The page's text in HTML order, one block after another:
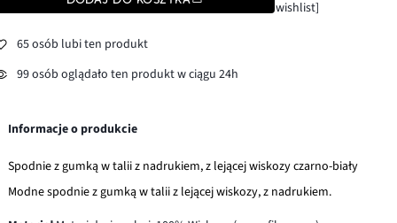
wishlist]
65 osób lubi ten produkt
99 osób oglądało ten produkt w ciągu 24h
Informacje o produkcie
Spodnie z gumką w talii z nadrukiem, z lejącej wiskozy czarno-biały
Modne spodnie z gumką w talii z lejącej wiskozy, z nadrukiem.